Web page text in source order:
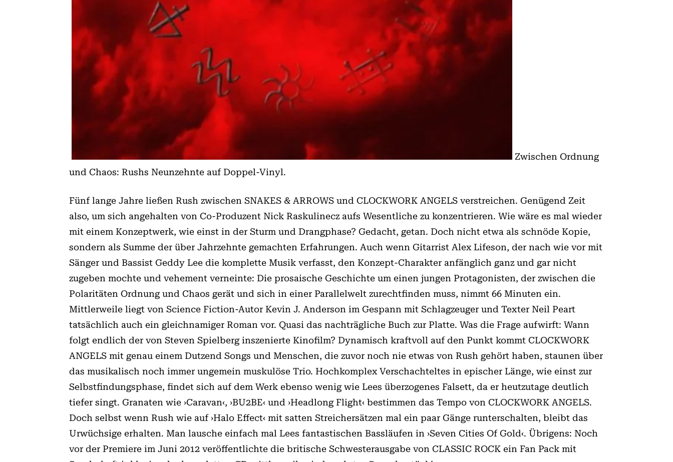
Zwischen Ordnung
und Chaos: Rushs Neunzehnte auf Doppel-Vinyl.
Fünf lange Jahre ließen Rush zwischen SNAKES & ARROWS und CLOCKWORK ANGELS verstreichen. Genügend Zeit
also, um sich angehalten von Co-Produzent Nick Raskulinecz aufs Wesentliche zu konzentrieren. Wie wäre es mal wieder
mit einem Konzeptwerk, wie einst in der Sturm und Drangphase? Gedacht, getan. Doch nicht etwa als schnöde Kopie,
sondern als Summe der über Jahrzehnte gemachten Erfahrungen. Auch wenn Gitarrist Alex Lifeson, der nach wie vor mit
Sänger und Bassist Geddy Lee die komplette Musik verfasst, den Konzept-Charakter anfänglich ganz und gar nicht
zugeben mochte und vehement verneinte: Die prosaische Geschichte um einen jungen Protagonisten, der zwischen die
Polaritäten Ordnung und Chaos gerät und sich in einer Parallelwelt zurechtfinden muss, nimmt 66 Minuten ein.
Mittlerweile liegt von Science Fiction-Autor Kevin J. Anderson im Gespann mit Schlagzeuger und Texter Neil Peart
tatsächlich auch ein gleichnamiger Roman vor. Quasi das nachträgliche Buch zur Platte. Was die Frage aufwirft: Wann
folgt endlich der von Steven Spielberg inszenierte Kinofilm? Dynamisch kraftvoll auf den Punkt kommt CLOCKWORK
ANGELS mit genau einem Dutzend Songs und Menschen, die zuvor noch nie etwas von Rush gehört haben, staunen über
das musikalisch noch immer ungemein muskulöse Trio. Hochkomplex Verschachteltes in epischer Länge, wie einst zur
Selbstfindungsphase, findet sich auf dem Werk ebenso wenig wie Lees überzogenes Falsett, da er heutzutage deutlich
tiefer singt. Granaten wie ›Caravan‹, ›BU2BE‹ und ›Headlong Flight‹ bestimmen das Tempo von CLOCKWORK ANGELS.
Doch selbst wenn Rush wie auf ›Halo Effect‹ mit satten Streichersätzen mal ein paar Gänge runterschalten, bleibt das
Urwüchsige erhalten. Man lausche einfach mal Lees fantastischen Bassläufen in ›Seven Cities Of Gold‹. Übrigens: Noch
vor der Premiere im Juni 2012 veröffentlichte die britische Schwesterausgabe von CLASSIC ROCK ein Fan Pack mit